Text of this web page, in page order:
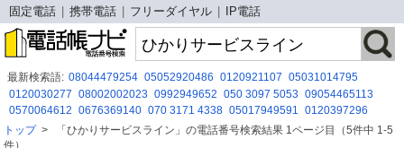
固定電話 携帯電話 フリーダイヤル IP電話
最新検索語: 08044479254 05052920486 0120921107 05031014795
0120030277 08002002023 0992949652 050 3097 5053 09054465113
0570064612 0676369140 070 3171 4338 05017949591 0120397296
0120-966-897 050 3092 3435 0120 595 019 07012286703 0369149256
070-1342-9435
トップ>
「ひかりサービスライン」の電話番号検索結果 1ページ目（5件中 1-5
件）